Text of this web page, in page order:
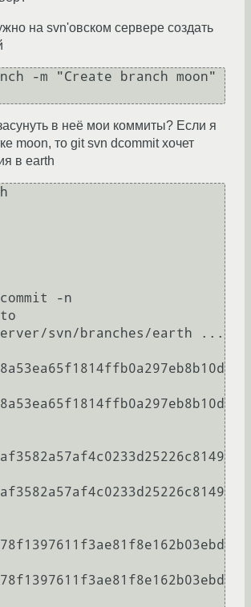
на svn'овском сервере создать
-m "Create branch moon"
в неё мои коммиты? Если я
moon, то git svn dcommit хочет
в earth
-n
svn/branches/earth ...